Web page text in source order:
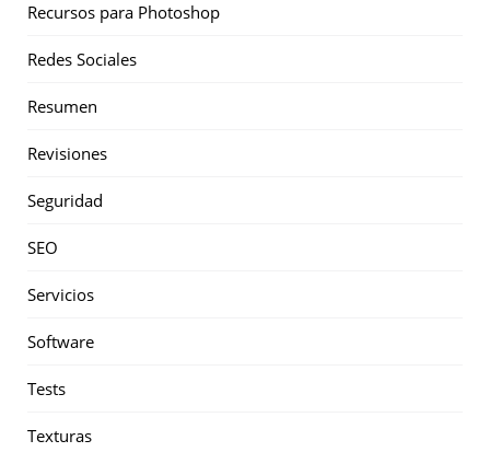
Recursos para Photoshop
Redes Sociales
Resumen
Revisiones
Seguridad
SEO
Servicios
Software
Tests
Texturas